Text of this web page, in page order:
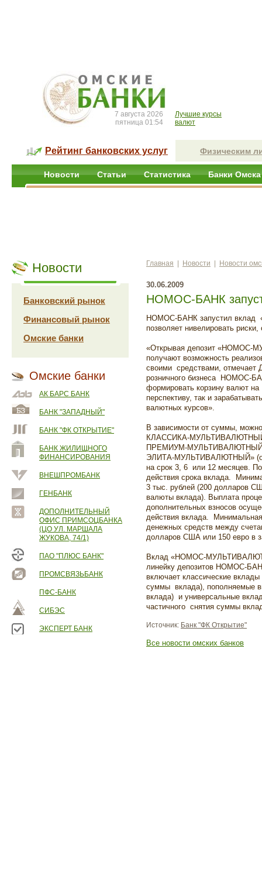
7 августа 2026
пятница 01:54
Лучшие курсы
валют
Рейтинг банковских услуг Физическим
Новости Статьи Статистика Банки Омска
Новости
Банковский рынок
Финансовый рынок
Омские банки
Омские банки
АК БАРС БАНК
БАНК "ЗАПАДНЫЙ"
БАНК "ФК ОТКРЫТИЕ"
БАНК ЖИЛИЩНОГО
ФИНАНСИРОВАНИЯ
ВНЕШПРОМБАНК
ГЕНБАНК
ДОПОЛНИТЕЛЬНЫЙ
ОФИС ПРИМСОЦБАНКА
(ЦО УЛ. МАРШАЛА
ЖУКОВА, 74/1)
ПАО "ПЛЮС БАНК"
ПРОМСВЯЗЬБАНК
ПФС-БАНК
СИБЭС
ЭКСПЕРТ БАНК
Главная Новости Новости
30.06.2009
НОМОС-БАНК
НОМОС-БАНК запустил
позволяет нивелировать
«Открывая депозит
получают возможность
своими средствами, отмечает
розничного бизнеса НОМОС-
формировать корзину валют
перспективу, так и
валютных курсов».
В зависимости от суммы,
КЛАССИКА-
ПРЕМИУМ-
ЭЛИТА-МУЛЬТИВАЛЮТНЫЙ» (от
на срок 3, 6 или 12 месяцев.
действия срока вклада.
3 тыс. рублей (200 долларов
валюты вклада). Выплата
дополнительных взносов
действия вклада.
денежных средств между
долларов США или 150 евро в
Вклад «НОМОС-
линейку депозитов НОМОС-
включает классические вклады
суммы вклада), пополняемые
вклада) и универсальные
частичного снятия суммы
Источник: Банк "ФК Открытие"
Все новости омских банков